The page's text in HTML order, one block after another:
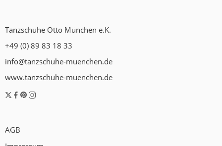
Tanzschuhe Otto München e.K.
+49 (0) 89 83 18 33
info@tanzschuhe-muenchen.de
www.tanzschuhe-muenchen.de
AGB